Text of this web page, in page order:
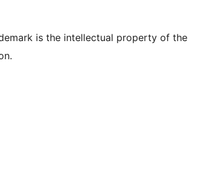
is the intellectual property of the